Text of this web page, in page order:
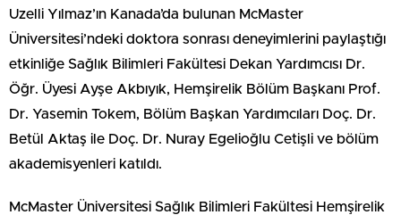
Uzelli Yılmaz’ın Kanada’da bulunan McMaster
Üniversitesi’ndeki doktora sonrası deneyimlerini paylaştığı
etkinliğe Sağlık Bilimleri Fakültesi Dekan Yardımcısı Dr.
Öğr. Üyesi Ayşe Akbıyık, Hemşirelik Bölüm Başkanı Prof.
Dr. Yasemin Tokem, Bölüm Başkan Yardımcıları Doç. Dr.
Betül Aktaş ile Doç. Dr. Nuray Egelioğlu Cetişli ve bölüm
akademisyenleri katıldı.
McMaster Üniversitesi Sağlık Bilimleri Fakültesi Hemşirelik